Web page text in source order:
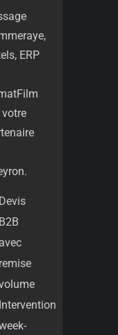
ERP
Devis
B2B
avec
remise
Intervention